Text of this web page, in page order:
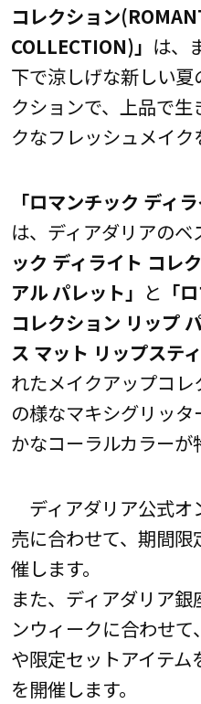
コレクション
COLLECTION)」 は、
下で涼しげな新しい
クションで、上品で
クなフレッシュメイク
「ロマンチック ディ
は、ディアダリアのベ
ック ディライト コレ
アル パレット」 と 「
コレクション リップ
ス マット リップステ
れたメイクアップコ
の様なマキシグリッ
かなコーラルカラーが
ディアダリア公式オ
売に合わせて、期間
催します。
また、ディアダリア
ンウィークに合わせ
や限定セットアイテ
を開催します。